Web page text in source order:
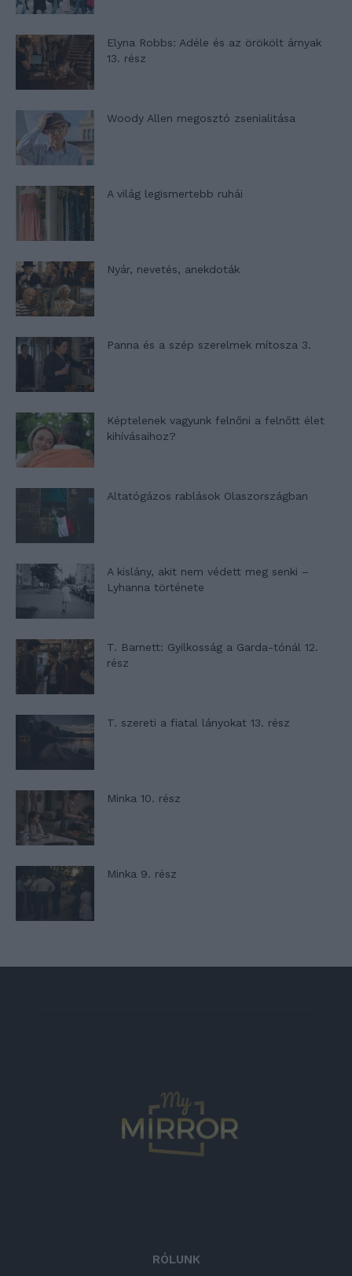
Elyna Robbs: Adéle és az örökölt árnyak
13. rész
Woody Allen megosztó zsenialitása
A világ legismertebb ruhái
Nyár, nevetés, anekdoták
Panna és a szép szerelmek mítosza 3.
Képtelenek vagyunk felnőni a felnőtt élet
kihívásaihoz?
Altatógázos rablások Olaszországban
A kislány, akit nem védett meg senki –
Lyhanna története
T. Barnett: Gyilkosság a Garda-tónál 12.
rész
T. szereti a fiatal lányokat 13. rész
Minka 10. rész
Minka 9. rész
RÓLUNK